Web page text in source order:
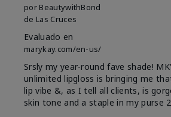
por BeautywithBond
de Las Cruces
Evaluado en
marykay.com/en-us/
Srsly my year-round fave shade!
unlimited lipgloss is bringing me
lip vibe &, as I tell all clients, is
skin tone and a staple in my purse